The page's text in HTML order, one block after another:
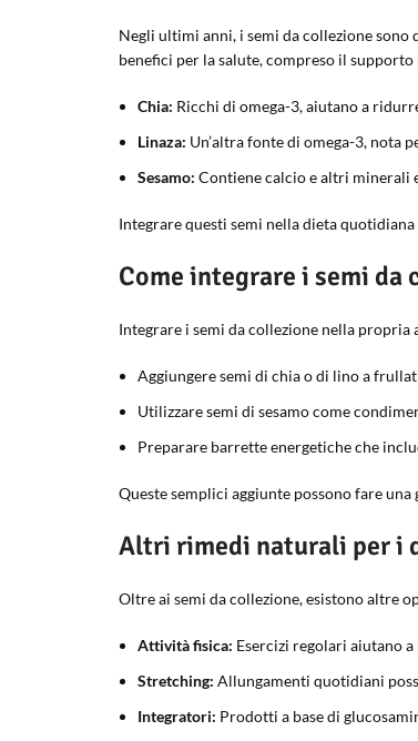
Negli ultimi anni, i semi da collezione
benefici per la salute, compreso il
Chia: Ricchi di omega-3, aiutano a
Linaza: Un’altra fonte di omega-3, nota
Sesamo: Contiene calcio e altri minerali
Integrare questi semi nella dieta
Come integrare i semi
Integrare i semi da collezione nella propria
Aggiungere semi di chia o di lino a
Utilizzare semi di sesamo come
Preparare barrette energetiche che
Queste semplici aggiunte possono fare
Altri rimedi naturali per i
Oltre ai semi da collezione, esistono altre
Attività fisica: Esercizi regolari aiutano
Stretching: Allungamenti quotidiani
Integratori: Prodotti a base di